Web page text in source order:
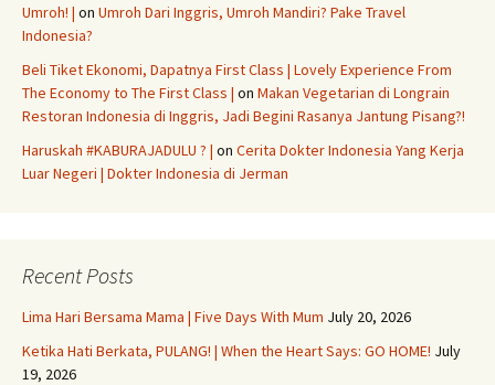
Umroh! | on Umroh Dari Inggris, Umroh Mandiri? Pake Travel
Indonesia?
Beli Tiket Ekonomi, Dapatnya First Class | Lovely Experience From
The Economy to The First Class | on Makan Vegetarian di Longrain
Restoran Indonesia di Inggris, Jadi Begini Rasanya Jantung Pisang?!
Haruskah #KABURAJADULU ? | on Cerita Dokter Indonesia Yang Kerja
Luar Negeri | Dokter Indonesia di Jerman
Recent Posts
Lima Hari Bersama Mama | Five Days With Mum July 20, 2026
Ketika Hati Berkata, PULANG! | When the Heart Says: GO HOME! July
19, 2026